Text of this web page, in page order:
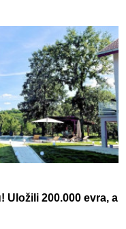
Uložili 200.000 evra, a